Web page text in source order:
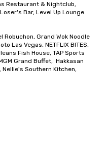
Restaurant & Nightclub,
Bar, Level Up Lounge
Robuchon, Grand Wok Noodle
Las Vegas, NETFLIX BITES,
Fish House, TAP Sports
Grand Buffet,  Hakkasan
Southern Kitchen,